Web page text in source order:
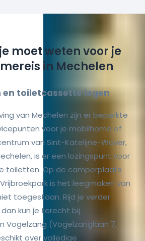
moet weten voor je
in Mechelen
en toiletcassette legen
van Mechelen zijn er beperkte
voor je mobilhome of
van Sint-Katelijne-Waver,
is er een lozingspunt voor
toiletten. Op de camperplaats
is het leegmaken van
toegestaan. Rijd je verder
kun je terecht bij
Vogelzang (Vogelzanglaan 7,
over volledige